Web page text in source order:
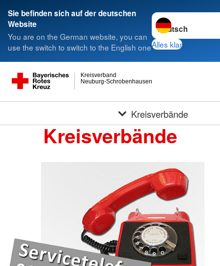
Sie befinden sich auf der deutschen
Website
You are on the German website, you can
use the switch to switch to the English one
Sprache wechseln
Alles klar
Neuburg-Schrobenhausen
Kreisverband
Kreisverbände
Kreisverbände